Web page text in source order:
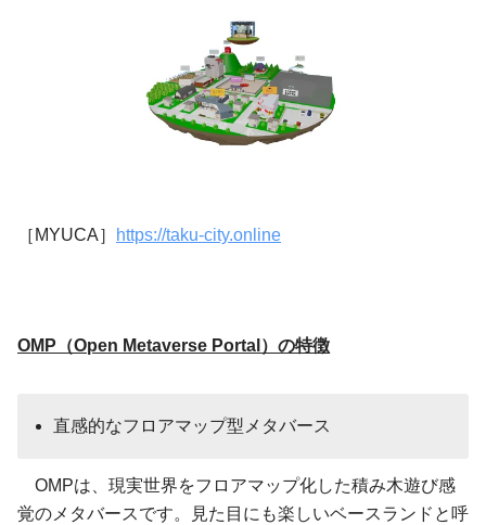
［MYUCA］ https://taku-city.online
OMP（Open Metaverse Portal）の特徴
直感的なフロアマップ型メタバース
OMPは、現実世界をフロアマップ化した積み木遊び感
覚のメタバースです。見た目にも楽しいベースランドと呼